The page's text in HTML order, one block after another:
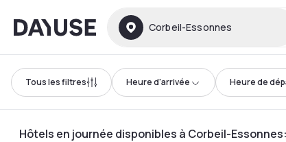
Dayuse Corbeil-Essonnes
Tous les filtres Heure d'arrivée Heure de
Hôtels en journée disponibles à Corbeil-Essonnes: